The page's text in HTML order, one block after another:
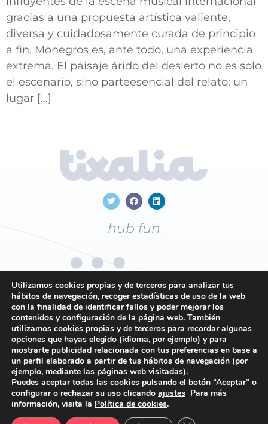
gracias a una propuesta artística valiente,
diversa y cuidadosamente curada de principio
a fin. Monegros es, ante todo, una experiencia
extrema. El paisaje árido del desierto no es solo
el escenario, sino parteesencial del relato: un
lugar […]
hub fun
+34 96 169 19 43
Contacto
Política de privacidad
Política de cookies
Condiciones generales
Utilizamos cookies propias y de terceros para analizar tus
hábitos de navegación, recoger estadísticas de uso de la web
con la finalidad de identificar fallos y poder mejorar los
contenidos y configuración de la página web. También
utilizamos cookies propias y de terceros para recordar algunas
opciones que hayas elegido (idioma, por ejemplo) y para
mostrarte publicidad relacionada con tus preferencias en base a
un perfil elaborado a partir de tus hábitos de navegación (por
ejemplo, mediante las páginas web visitadas).
Puedes aceptar todas las cookies pulsando el botón “Aceptar” o
configurar o rechazar su uso clicando ajustes Para más
información, visita la Política de cookies.